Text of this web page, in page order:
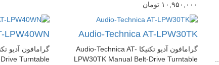
١٠,٩۵٠,٠٠٠
تومان
Audio-Technica AT-LPW30TK
گرامافون آدیو تکنیکا Audio-Technica AT-
LPW30TK Manual Belt-Drive Turntable
LPW40WN
Turntable